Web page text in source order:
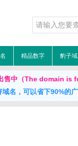
精品数字 豹子
售中（The domain is
名，可以省下90%的